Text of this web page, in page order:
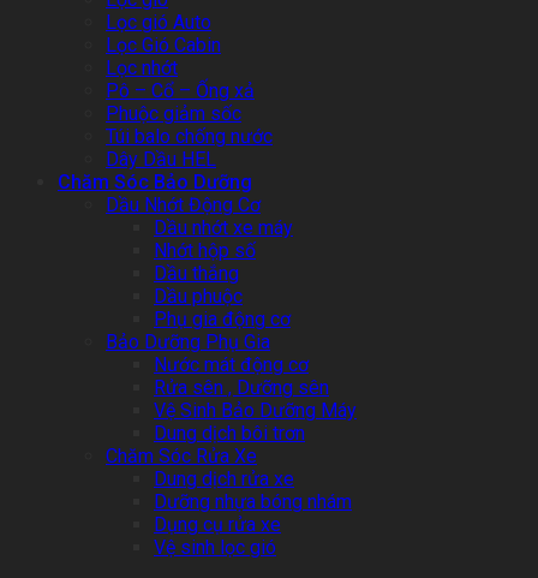
Lọc gió Auto
Lọc Gió Cabin
Lọc nhớt
Pô – Cổ – Ống xả
Phuộc giảm sốc
Túi balo chống nước
Dây Dầu HEL
Chăm Sóc Bảo Dưỡng
Dầu Nhớt Động Cơ
Dầu nhớt xe máy
Nhớt hộp số
Dầu thắng
Dầu phuộc
Phụ gia động cơ
Bảo Dưỡng Phụ Gia
Nước mát động cơ
Rửa sên , Dưỡng sên
Vệ Sinh Bảo Dưỡng Máy
Dung dịch bôi trơn
Chăm Sóc Rửa Xe
Dung dịch rửa xe
Dưỡng nhựa bóng nhám
Dụng cụ rửa xe
Vệ sinh lọc gió